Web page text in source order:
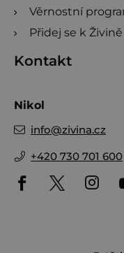
Věrnostní
Přidej se k Živině
Kontakt
Nikol
info@zivina.cz
+420 730 701 600